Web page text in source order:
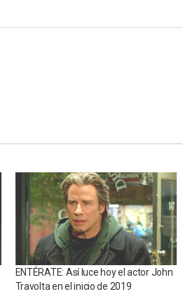
ENTÉRATE: Así luce hoy el actor John
Travolta en el inicio de 2019